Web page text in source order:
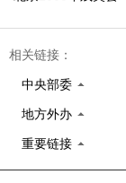
相关链接：
中央部委
地方外办
重要链接